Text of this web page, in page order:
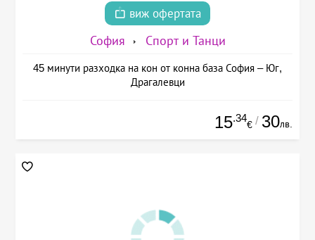
виж офертата
София Спорт и Танци
45 минути разходка на кон от конна база София – Юг,
Драгалевци
15.34
€ / 30лв.